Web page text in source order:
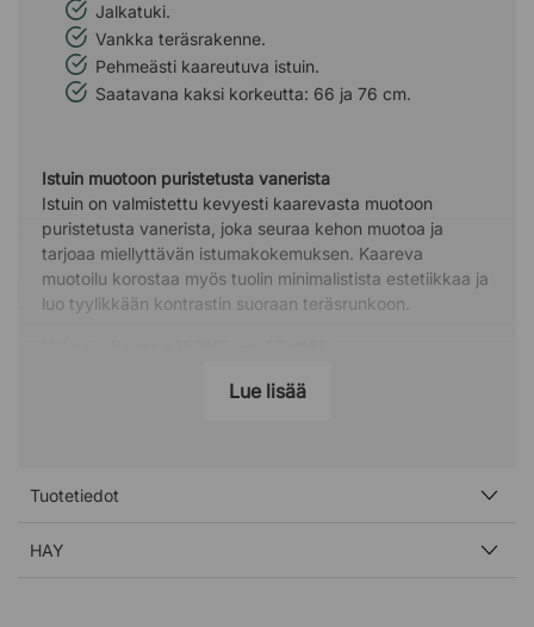
Jalkatuki.
Vankka teräsrakenne.
Pehmeästi kaareutuva istuin.
Saatavana kaksi korkeutta: 66 ja 76 cm.
Istuin muotoon puristetusta vanerista
Istuin on valmistettu kevyesti kaarevasta muotoon
puristetusta vanerista, joka seuraa kehon muotoa ja
tarjoaa miellyttävän istumakokemuksen. Kaareva
muotoilu korostaa myös tuolin minimalistista estetiikkaa ja
luo tyylikkään kontrastin suoraan teräsrunkoon.
kestävän, minkä ansiosta se soveltuu hyvin julkisiin
Marc Morro (s. 1983) on espanjalainen
Lue lisää
Tuotetiedot
HAY